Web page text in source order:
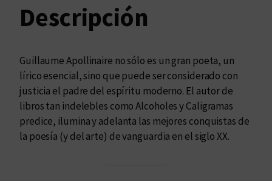
d
i
t
e
c
a
n
t
Descripción
Guillaume Apollinaire no sólo es un gran poeta, un
lírico esencial, sino que puede ser considerado con
justicia el padre del espíritu moderno. El autor de
libros tan indelebles como Alcoholes y Caligramas
predice, ilumina y adelanta las mejores conquistas de
la poesía (y del arte) de vanguardia en el siglo XX.